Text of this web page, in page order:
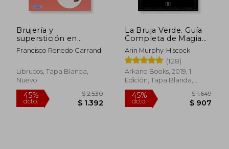
50%
dcto.
Brujería y
superstición en
Cantabria
Francisco Renedo Carrandi
Librucos, Tapa Blanda,
Nuevo
La Bruja Verde. Guía
Completa de Magia
Natural con Hierbas,
Flores, Aceites
Esenciales y más
Arin Murphy-Hiscock
(128)
Arkano Books, 2019, 1
Edición, Tapa Blanda,
Nuevo